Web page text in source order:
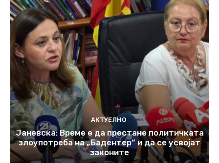
АКТУЕЛНО
Јаневска: Време е да престане политичката
злоупотреба на „Бадентер“ и да се усвојат
законите